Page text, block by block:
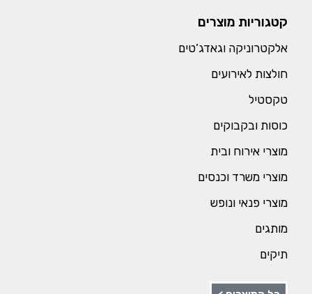
קטגוריות מוצרים
אלקטרוניקה וגאדג’טים
חולצות לאירועים
טקסטיל
כוסות ובקבוקים
מוצרי אירוח ובית
מוצרי משרד וכנסים
מוצרי פנאי ונופש
מותגים
תיקים